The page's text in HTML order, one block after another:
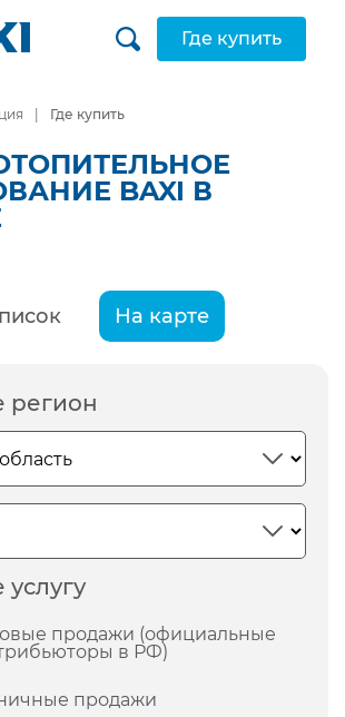
Где купить
Где купить
BAXI В
На карте
регион
продажи (официальные
в РФ)
продажи